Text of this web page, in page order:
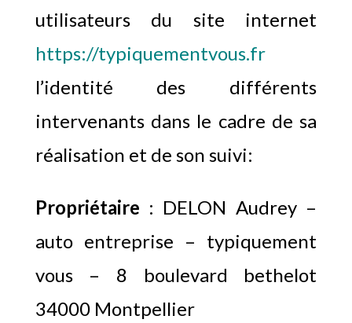
utilisateurs du site internet
https://typiquementvous.fr
l’identité des différents
intervenants dans le cadre de sa
réalisation et de son suivi:
Propriétaire : DELON Audrey –
auto entreprise – typiquement
vous – 8 boulevard bethelot
34000 Montpellier